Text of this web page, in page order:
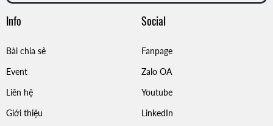
Info
Bài chia sẻ
Event
Liên hệ
Giới thiệu
Social
Fanpage
Zalo OA
Youtube
LinkedIn